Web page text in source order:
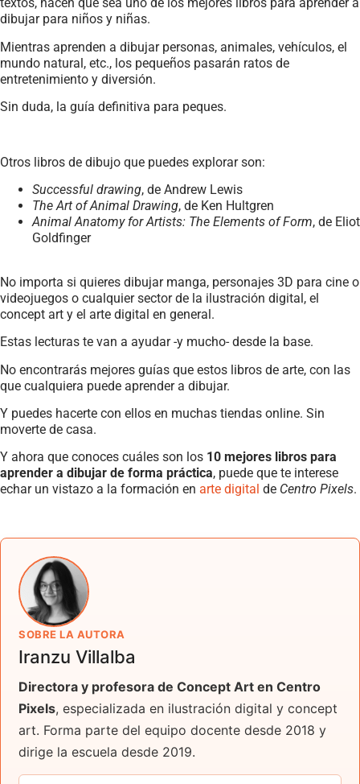
textos, hacen que sea uno de los mejores libros para aprender a
dibujar para niños y niñas.
Mientras aprenden a dibujar personas, animales, vehículos, el
mundo natural, etc., los pequeños pasarán ratos de
entretenimiento y diversión.
Sin duda, la guía definitiva para peques.
Otros libros de dibujo que puedes explorar son:
Successful drawing, de Andrew Lewis
The Art of Animal Drawing, de Ken Hultgren
Animal Anatomy for Artists: The Elements of Form, de Eliot
Goldfinger
No importa si quieres dibujar manga, personajes 3D para cine o
videojuegos o cualquier sector de la ilustración digital, el
concept art y el arte digital en general.
Estas lecturas te van a ayudar -y mucho- desde la base.
No encontrarás mejores guías que estos libros de arte, con las
que cualquiera puede aprender a dibujar.
Y puedes hacerte con ellos en muchas tiendas online. Sin
moverte de casa.
Y ahora que conoces cuáles son los 10 mejores libros para
aprender a dibujar de forma práctica, puede que te interese
echar un vistazo a la formación en arte digital de Centro Pixels.
SOBRE LA AUTORA
Iranzu Villalba
Directora y profesora de Concept Art en Centro
Pixels, especializada en ilustración digital y concept
art. Forma parte del equipo docente desde 2018 y
dirige la escuela desde 2019.